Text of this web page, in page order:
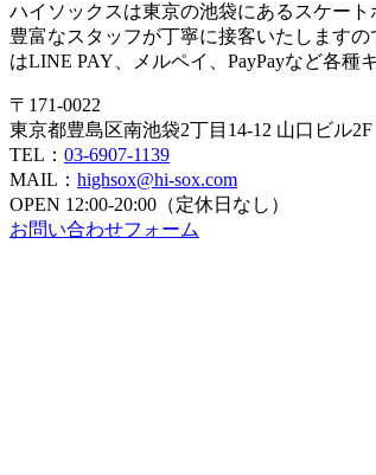
ハイソックスは東京の池袋にあるスケー
豊富なスタッフが丁寧に接客いたします
はLINE PAY、メルペイ、PayPayなど各種
〒171-0022
東京都豊島区南池袋2丁目14-12 山口ビル2F
TEL： 03-6907-1139
MAIL： highsox@hi-sox.com
OPEN 12:00-20:00（定休日なし）
お問い合わせフォーム